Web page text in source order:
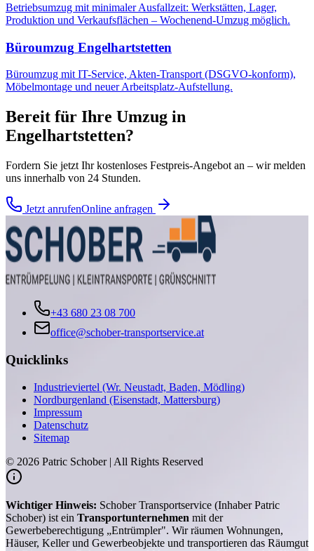
Betriebsumzug mit minimaler Ausfallzeit: Werkstätten, Lager,
Produktion und Verkaufsflächen – Wochenend-Umzug möglich.
Büroumzug Engelhartstetten
Büroumzug mit IT-Service, Akten-Transport (DSGVO-konform),
Möbelmontage und neuer Arbeitsplatz-Aufstellung.
Bereit für Ihre Umzug in
Engelhartstetten?
Fordern Sie jetzt Ihr kostenloses Festpreis-Angebot an – wir melden
uns innerhalb von 24 Stunden.
Jetzt anrufenOnline anfragen
+43 680 23 08 700
office@schober-transportservice.at
Quicklinks
Industrieviertel (Wr. Neustadt, Baden, Mödling)
Nordburgenland (Eisenstadt, Mattersburg)
Impressum
Datenschutz
Sitemap
© 2026 Patric Schober | All Rights Reserved
Wichtiger Hinweis: Schober Transportservice (Inhaber Patric
Schober) ist ein Transportunternehmen mit der
Gewerbeberechtigung „Entrümpler". Wir räumen Wohnungen,
Häuser, Keller und Gewerbeobjekte und transportieren das Räumgut